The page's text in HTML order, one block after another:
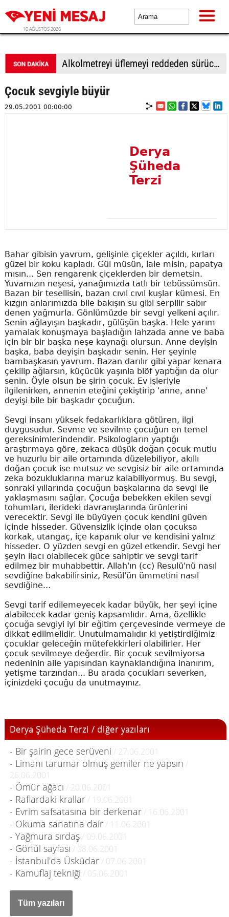
10 AĞUSTOS 2026
Alkolmetreyi üflemeyi reddeden sürücüye 350 bin TL ceza
Çocuk sevgiyle büyür
29.05.2001 00:00:00
Derya
Şüheda
Terzi
Bahar gibisin yavrum, gelişinle çiçekler açıldı, kırları
güzel bir koku kapladı. Gül müsün, lale misin, papatya
mısın... Sen rengarenk çiçeklerden bir demetsin.
Yuvamızın neşesi, yanağımızda tatlı bir tebüssümsün.
Bazan bir tesellisin, bazan cıvıl cıvıl kuşlar kümesi. En
kızgın anlarımızda bile bakışın su gibi serpilir sabır
denen yağmurla. Gönlümüzde bir sevgi yelkeni açılır.
Senin ağlayışın başkadır, gülüşün başka. Hele yarım
yamalak konuşmaya başladığın lahzada anne ve baba
için bir bir başka neşe kaynağı olursun. Anne deyişin
başka, baba deyişin başkadır senin. Her şeyinle
bambaşkasın yavrum. Bazan darılır gibi yapar kenara
çekilip ağlarsın, küçücük yaşınla blöf yaptığın da olur
senin. Öyle olsun be şirin çocuk. Ev işleriyle
ilgilenirken, annenin eteğini çekiştirip 'anne, anne'
deyişi bile bir başkadır çocuğun.
Sevgi insanı yüksek fedakarlıklara götüren, ilgi
duygusudur. Sevme ve sevilme çocuğun en temel
gereksinimlerindendir. Psikologların yaptığı
araştırmaya göre, zekaca düşük doğan çocuk mutlu
ve huzurlu bir aile ortamında düzelebiliyor, akıllı
doğan çocuk ise mutsuz ve sevgisiz bir aile ortamında
zeka bozukluklarına maruz kalabiliyormuş. Bu sevgi,
sonraki yıllarında çocuğun başkalarına da sevgi ile
yaklaşmasını sağlar. Çocuğa bebekken ekilen sevgi
tohumları, ilerideki davranışlarında ürünlerini
verecektir. Sevgi ile büyüyen çocuk kendini güven
içinde hisseder. Güvensizlik içinde olan çocuksa
korkak, utangaç, içe kapanık olur ve kendisini yalnız
hisseder. O yüzden sevgi en güzel etkendir. Sevgi her
şeyin ilacı olabilecek güce sahiptir ve sevgi tarif
edilmez bir muhabbettir. Allah'ın (cc) Resulü'nü nasıl
sevdiğine bakabilirsiniz, Resül'ün ümmetini nasıl
sevdiğine...
Sevgi tarif edilemeyecek kadar büyük, her şeyi içine
alabilecek kadar geniş kapsamlıdır. Ama, özellikle
çocuğa sevgiyi iyi bir eğitim çerçevesinde vermeye de
dikkat edilmelidir. Unutulmamalıdır ki yetiştirdiğimiz
çocuklar geleceğin mütefekkirleri olabilirler. Her
çocuk sevilmeye değerdir. Bir çocuk sevilmiyorsa
nedeninin aile yapısından kaynaklandığına inanırım,
yetişme tarzından... Bu arada çocukları severken,
içinizdeki çocuğu da unutmayınız.
Derya Şüheda Terzi / diğer yazıları
- Bir şairin gece serüveni / 27.06.2001
- Limanı tarumar olmuş gemiler ne yapsın /
26.06.2001
- Ömür ağacı / 20.06.2001
- Raflardaki krallar/ 19.06.2001
- Evrim safsatasına bir derkenar/ 16.06.2001
- Okuma sanatına dair/ 11.06.2001
- Yağmura sırdaş/ 09.06.2001
- Gönül sayfası / 08.06.2001
- İstanbul'da Üsküdar/ 07.06.2001
- Kamuflaj tekniği / 05.06.2001